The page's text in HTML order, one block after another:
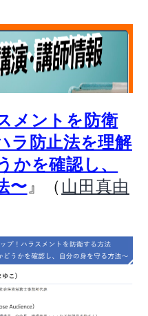
メントを防衛
防止法を理解
かを確認し、
〜 』（ 山田真由